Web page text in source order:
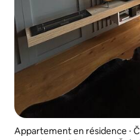
Appartement en résidence ⋅